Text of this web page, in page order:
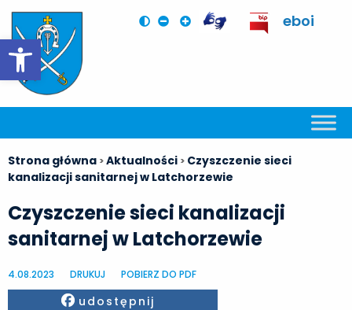
Otwórz pasek narzędzi
eboi
Strona główna >Aktualności > Czyszczenie sieci
kanalizacji sanitarnej w Latchorzewie
Czyszczenie sieci kanalizacji
sanitarnej w Latchorzewie
4.08.2023 DRUKUJ POBIERZ DO PDF
Facebook
udostępnij